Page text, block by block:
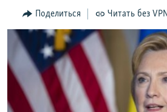
Вернутся
поиску
ИНТЕРАКТИВ
ИНФОГРАФИКА
ТЕЛЕПРОЕКТ КРЫМ.РЕАЛИИ
СОВЕТЫ ПРАВОЗАЩИТНИКОВ
ПРОПАВШИЕ БЕЗ ВЕСТИ
РАДІО СВОБОДА
КАК ОБОЙТИ БЛОКИРОВКУ
Українською
Qırımtatar
Поделиться Читать без VPN